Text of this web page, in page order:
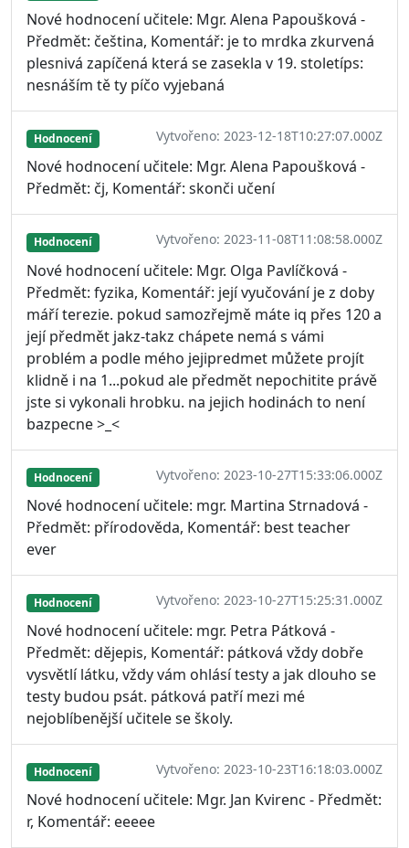
Nové hodnocení učitele: Mgr. Alena Papoušková -
Předmět: čeština, Komentář: je to mrdka zkurvená
plesnivá zapíčená která se zasekla v 19. stoletíps:
nesnáším tě ty píčo vyjebaná
Hodnocení Vytvořeno: 2023-12-18T10:27:07.000Z
Nové hodnocení učitele: Mgr. Alena Papoušková -
Předmět: čj, Komentář: skonči učení
Hodnocení Vytvořeno: 2023-11-08T11:08:58.000Z
Nové hodnocení učitele: Mgr. Olga Pavlíčková -
Předmět: fyzika, Komentář: její vyučování je z doby
máří terezie. pokud samozřejmě máte iq přes 120 a
její předmět jakz-takz chápete nemá s vámi
problém a podle mého jejipredmet můžete projít
klidně i na 1...pokud ale předmět nepochitite právě
jste si vykonali hrobku. na jejich hodinách to není
bazpecne >_<
Hodnocení Vytvořeno: 2023-10-27T15:33:06.000Z
Nové hodnocení učitele: mgr. Martina Strnadová -
Předmět: přírodověda, Komentář: best teacher
ever
Hodnocení Vytvořeno: 2023-10-27T15:25:31.000Z
Nové hodnocení učitele: mgr. Petra Pátková -
Předmět: dějepis, Komentář: pátková vždy dobře
vysvětlí látku, vždy vám ohlásí testy a jak dlouho se
testy budou psát. pátková patří mezi mé
nejoblíbenější učitele se školy.
Hodnocení Vytvořeno: 2023-10-23T16:18:03.000Z
Nové hodnocení učitele: Mgr. Jan Kvirenc - Předmět:
r, Komentář: eeeee